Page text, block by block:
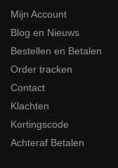
Mijn Account
Blog en Nieuws
Bestellen en Betalen
Order tracken
Contact
Klachten
Kortingscode
Achteraf Betalen